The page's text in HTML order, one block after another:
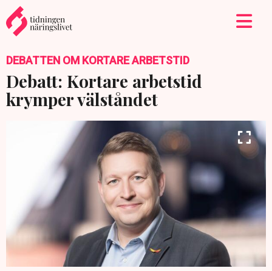
DEBATTEN OM KORTARE ARBETSTID
Debatt: Kortare arbetstid
krymper välståndet